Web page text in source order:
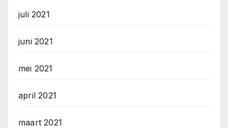
juli 2021
juni 2021
mei 2021
april 2021
maart 2021